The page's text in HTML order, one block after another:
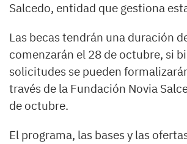
Salcedo, entidad que gestiona
Las becas tendrán una duración
comenzarán el 28 de octubre, si
solicitudes se pueden
través de la Fundación Novia
de octubre.
El programa, las bases y las